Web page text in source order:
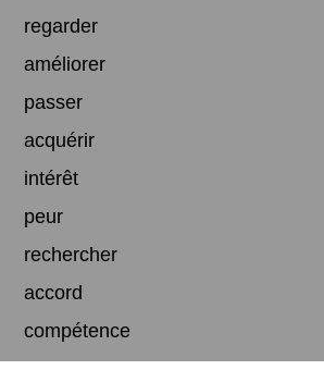
regarder
améliorer
passer
acquérir
intérêt
peur
rechercher
accord
compétence